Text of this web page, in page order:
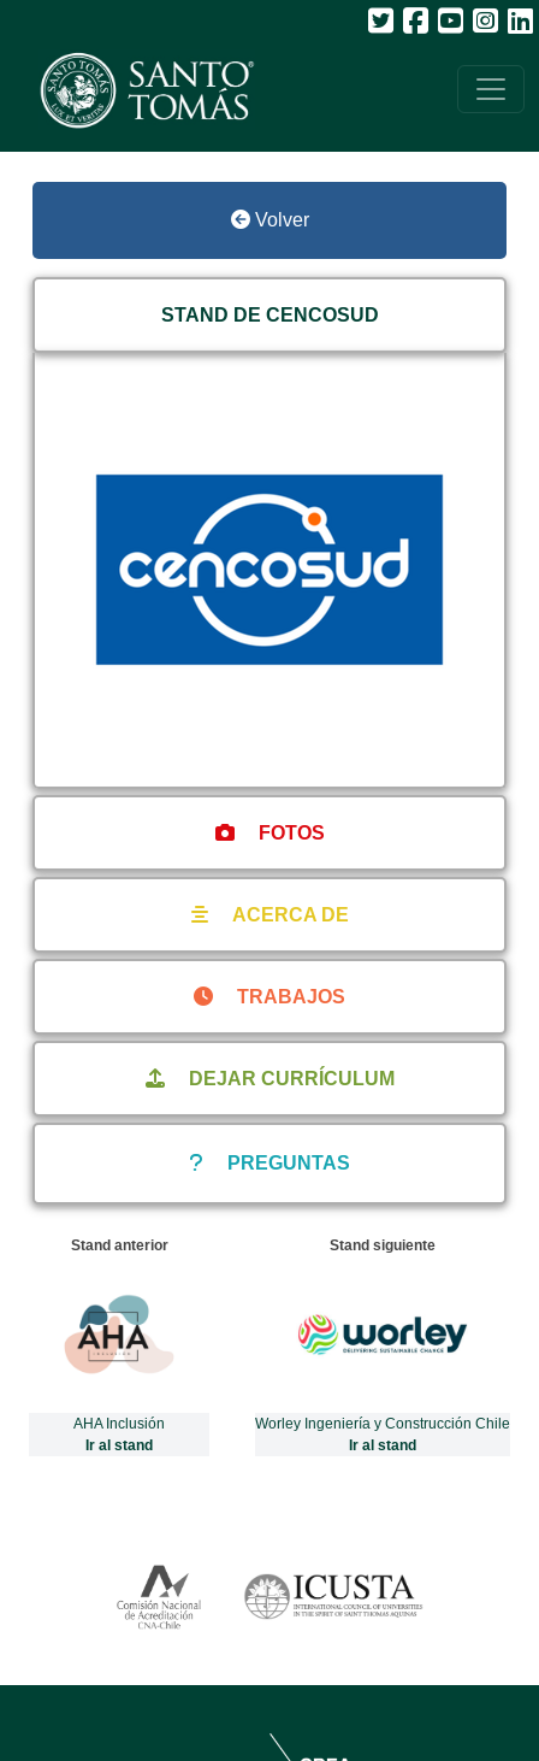
Volver
STAND DE CENCOSUD
FOTOS
ACERCA DE
TRABAJOS
DEJAR CURRÍCULUM
PREGUNTAS
Stand anterior
AHA Inclusión
Ir al stand
Stand siguiente
Worley Ingeniería y Construcción Chile
Ir al stand